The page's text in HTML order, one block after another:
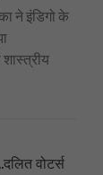
ने इंडिगो के
वोटर्स